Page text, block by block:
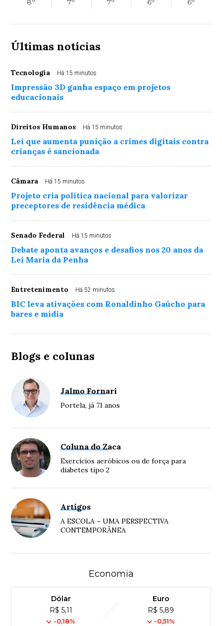
8° 7° 7° 6° 6°
Últimas notícias
Tecnologia Há 15 minutos
Impressão 3D ganha espaço em projetos
educacionais
Direitos Humanos Há 15 minutos
Lei que aumenta punição a crimes digitais contra
crianças é sancionada
Câmara Há 15 minutos
Projeto cria política nacional para valorizar
preceptores de residência médica
Senado Federal Há 15 minutos
Debate aponta avanços e desafios nos 20 anos da
Lei Maria da Penha
Entretenimento Há 52 minutos
BIC leva ativações com Ronaldinho Gaúcho para
bares e mídia
Blogs e colunas
Jalmo Fornari
Portela, já 71 anos
Coluna do Zaca
Exercícios aeróbicos ou de força para
diabetes tipo 2
Artigos
A ESCOLA – UMA PERSPECTIVA
CONTEMPORÂNEA
Economia
Dólar
R$ 5,11
-0,18%
Euro
R$ 5,89
-0,51%